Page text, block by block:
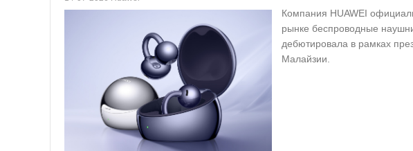
Компания HUAWEI
рынке беспроводные
дебютировала в рамках
Малайзии.